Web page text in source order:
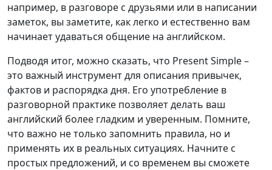
например, в разговоре с друзьями или в написании
заметок, вы заметите, как легко и естественно вам
начинает удаваться общение на английском.
Подводя итог, можно сказать, что Present Simple –
это важный инструмент для описания привычек,
фактов и распорядка дня. Его употребление в
разговорной практике позволяет делать ваш
английский более гладким и уверенным. Помните,
что важно не только запомнить правила, но и
применять их в реальных ситуациях. Начните с
простых предложений, и со временем вы сможете